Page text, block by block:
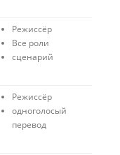
е
р
л
Режиссёр
Все роли
сценарий
Режиссёр
одноголосый
перевод